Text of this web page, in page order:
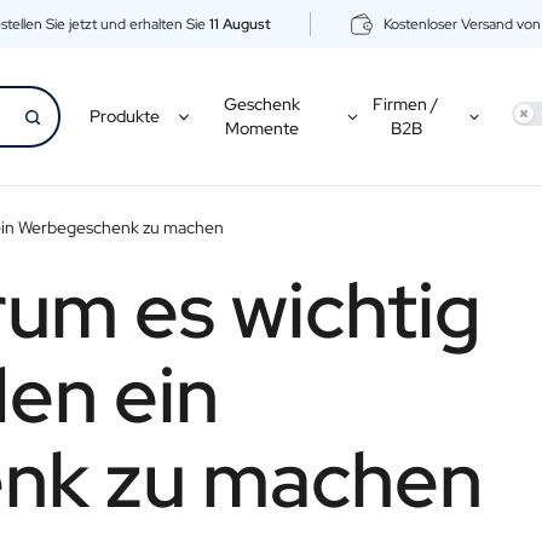
Sie jetzt und erhalten Sie11 August Kostenloser Versand
Produkte
Geschenk
Momente
Firmen /
B2B
Werbegeschenk zu machen
es wichtig
ein
zu machen